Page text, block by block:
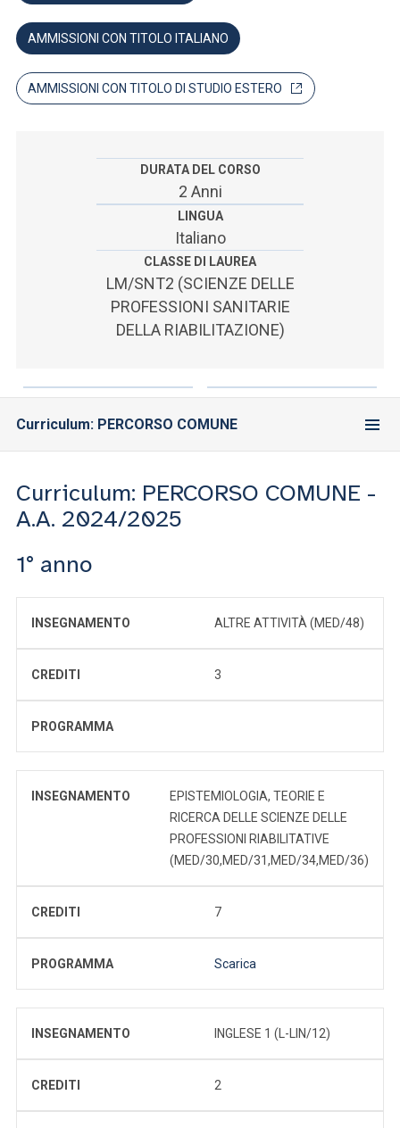
SEI UN DOCENTE O UN MEMBRO DELLO STAFF
ACCEDI A CLOUDMAIL
AMMISSIONI CON TITOLO ITALIANO
AMMISSIONI CON TITOLO DI STUDIO ESTERO
DURATA DEL CORSO
2 Anni
LINGUA
Italiano
CLASSE DI LAUREA
LM/SNT2 (SCIENZE DELLE
PROFESSIONI SANITARIE
DELLA RIABILITAZIONE)
Curriculum: PERCORSO COMUNE
Curriculum: PERCORSO COMUNE -
A.A. 2024/2025
1° anno
INSEGNAMENTO ALTRE ATTIVITÀ (MED/48)
CREDITI 3
PROGRAMMA
INSEGNAMENTO
EPISTEMIOLOGIA, TEORIE E
RICERCA DELLE SCIENZE DELLE
PROFESSIONI RIABILITATIVE
(MED/30,MED/31,MED/34,MED/36)
CREDITI 7
PROGRAMMA Scarica
INSEGNAMENTO INGLESE 1 (L-LIN/12)
CREDITI 2